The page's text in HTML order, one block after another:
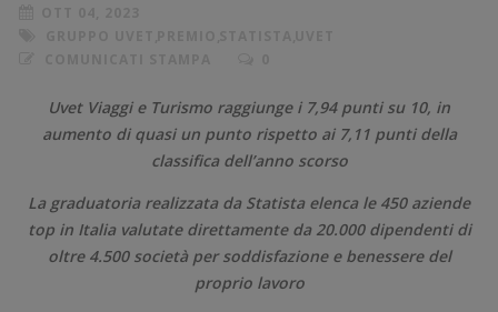
Uvet Viaggi e Turismo raggiunge i 7,94 punti su 10, in
aumento di quasi un punto rispetto ai 7,11 punti della
classifica dell’anno scorso
La graduatoria realizzata da Statista elenca le 450 aziende
top in Italia valutate direttamente da 20.000 dipendenti di
oltre 4.500 società per soddisfazione e benessere del
proprio lavoro